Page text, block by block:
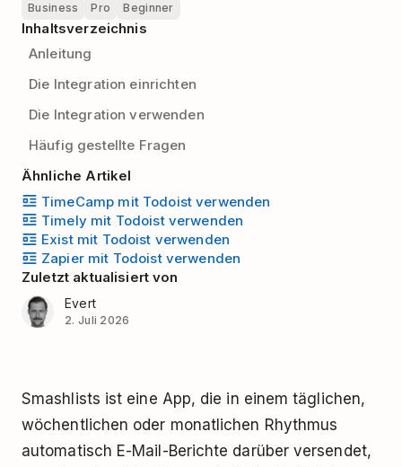
Business Pro Beginner
Inhaltsverzeichnis
Anleitung
Die Integration einrichten
Die Integration verwenden
Häufig gestellte Fragen
Ähnliche Artikel
TimeCamp mit Todoist verwenden
Timely mit Todoist verwenden
Exist mit Todoist verwenden
Zapier mit Todoist verwenden
Zuletzt aktualisiert von
Evert
2. Juli 2026
Smashlists ist eine App, die in einem täglichen,
wöchentlichen oder monatlichen Rhythmus
automatisch E-Mail-Berichte darüber versendet,